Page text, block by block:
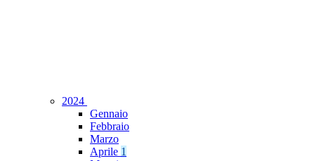
2024
Gennaio
Febbraio
Marzo
Aprile 1